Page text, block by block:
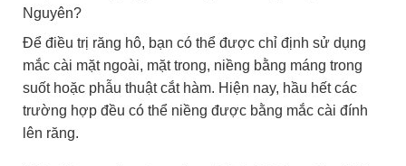
Nguyên?
Để điều trị răng hô, bạn có thể được chỉ định sử dụng
mắc cài mặt ngoài, mặt trong, niềng bằng máng trong
suốt hoặc phẫu thuật cắt hàm. Hiện nay, hầu hết các
trường hợp đều có thể niềng được bằng mắc cài đính
lên răng.